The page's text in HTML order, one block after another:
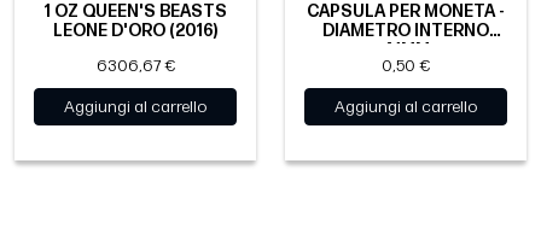
1 OZ QUEEN'S BEASTS
LEONE D'ORO (2016)
6306,67 €
Aggiungi al carrello
CAPSULA PER MONETA -
DIAMETRO INTERNO
41MM
0,50 €
Aggiungi al carrello